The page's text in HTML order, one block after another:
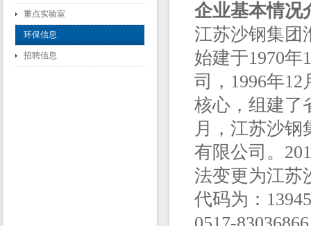
重点实验室
环保信息
招聘信息
企业基本情况
江苏沙钢集团
始建于1970年
司，1996年
核心，组建了
月，江苏沙钢
有限公司。
法变更为江苏
代码为：